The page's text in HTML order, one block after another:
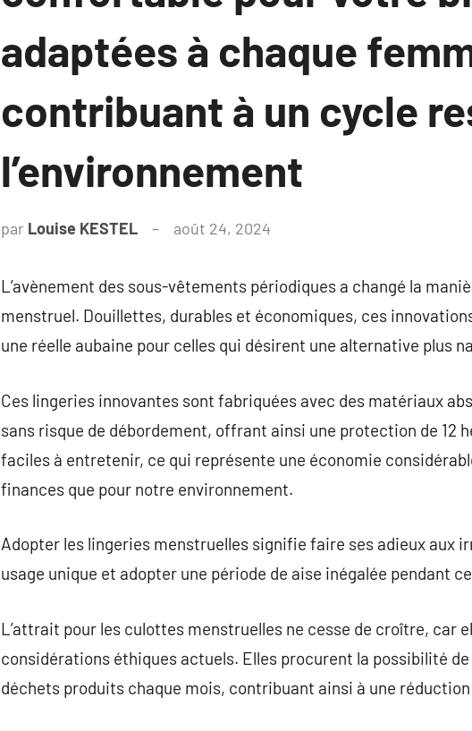
adaptées à chaque
contribuant à un cycle
l’environnement
par Louise KESTEL août 24, 2024
L’avènement des sous-vêtements périodiques a changé la
menstruel. Douillettes, durables et économiques, ces
une réelle aubaine pour celles qui désirent une alternative plus
Ces lingeries innovantes sont fabriquées avec des matériaux
sans risque de débordement, offrant ainsi une protection de 12
faciles à entretenir, ce qui représente une économie
finances que pour notre environnement.
Adopter les lingeries menstruelles signifie faire ses adieux aux
usage unique et adopter une période de aise inégalée pendant
L’attrait pour les culottes menstruelles ne cesse de croître, car
considérations éthiques actuels. Elles procurent la possibilité
déchets produits chaque mois, contribuant ainsi à une